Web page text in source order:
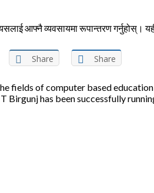
आफ्नै व्यवसायमा रूपान्तरण गर्नुहोस्।
Share Share
fields of computer based
Birgunj has been successfully